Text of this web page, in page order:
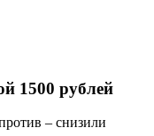
1500 рублей
– снизили